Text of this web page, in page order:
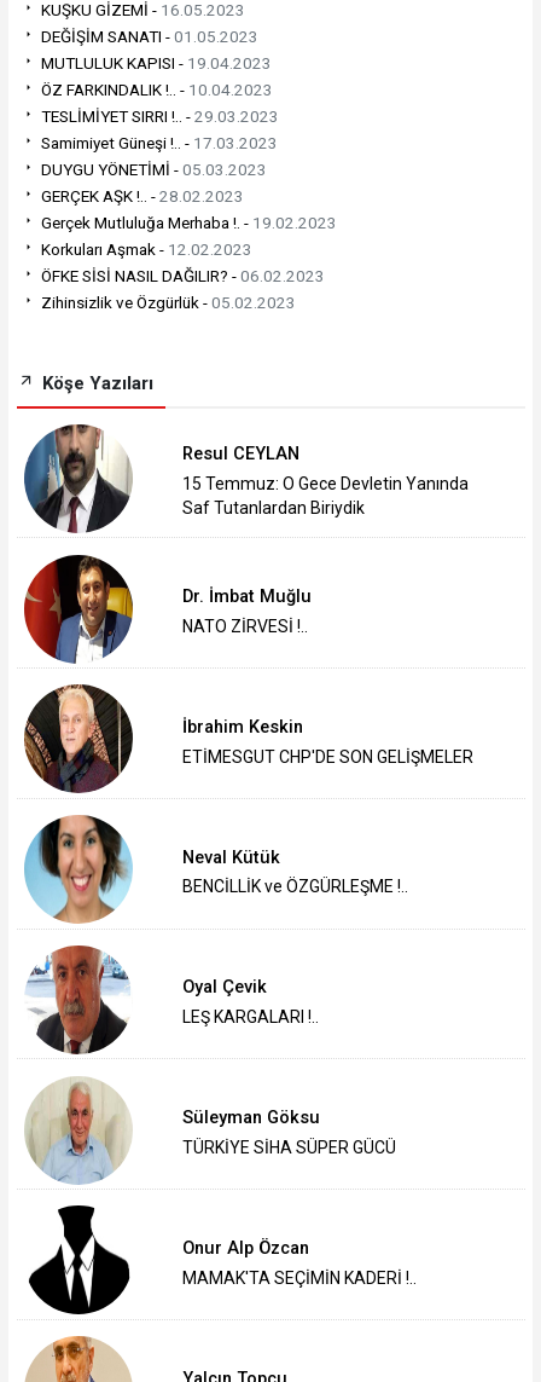
KUŞKU GİZEMİ - 16.05.2023
DEĞİŞİM SANATI -01.05.2023
MUTLULUK KAPISI - 19.04.2023
ÖZ FARKINDALIK !.. - 10.04.2023
TESLİMİYET SIRRI !.. -29.03.2023
Samimiyet Güneşi !.. - 17.03.2023
DUYGU YÖNETİMİ -05.03.2023
GERÇEK AŞK !.. -28.02.2023
Gerçek Mutluluğa Merhaba !. - 19.02.2023
Korkuları Aşmak - 12.02.2023
ÖFKE SİSİ NASIL DAĞILIR? -06.02.2023
Zihinsizlik ve Özgürlük -05.02.2023
Köşe Yazıları
Resul CEYLAN
15 Temmuz: O Gece Devletin Yanında
Saf Tutanlardan Biriydik
Dr. İmbat Muğlu
NATO ZİRVESİ !..
İbrahim Keskin
ETİMESGUT CHP'DE SON GELİŞMELER
Neval Kütük
BENCİLLİK ve ÖZGÜRLEŞME !..
Oyal Çevik
LEŞ KARGALARI !..
Süleyman Göksu
TÜRKİYE SİHA SÜPER GÜCÜ
Onur Alp Özcan
MAMAK'TA SEÇİMİN KADERİ !..